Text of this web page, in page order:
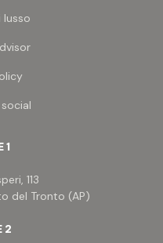
lusso
1
113
del Tronto (AP)
2